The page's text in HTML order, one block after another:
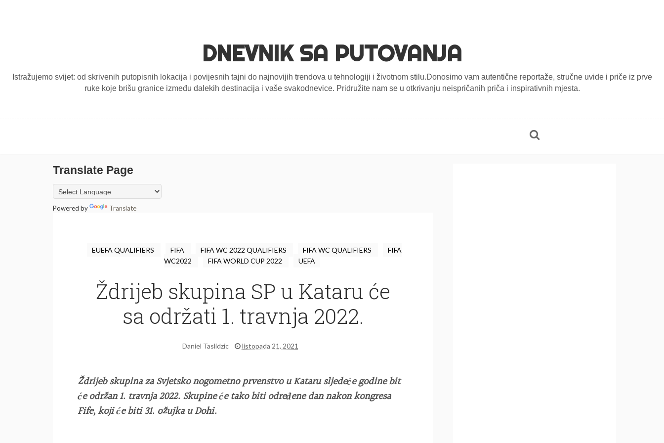
DNEVNIK SA PUTOVANJA
Istražujemo svijet: od skrivenih putopisnih lokacija i povijesnih tajni do najnovijih trendova u tehnologiji i životnom stilu.Donosimo vam autentične reportaže, stručne uvide i priče iz prve
ruke koje brišu granice između dalekih destinacija i vaše svakodnevice. Pridružite nam se u otkrivanju neispričanih priča i inspirativnih mjesta.
Translate Page
Powered by Translate
EUEFA QUALIFIERS FIFA FIFA WC 2022 QUALIFIERS FIFA WC QUALIFIERS
FIFA
WC2022
FIFA WORLD CUP 2022 UEFA
Ždrijeb skupina SP u Kataru će
sa održati 1. travnja 2022.
Daniel Taslidzic listopada 21, 2021
Ždrijeb skupina za Svjetsko nogometno prvenstvo u Kataru sljedeće godine bit
će održan 1. travnja 2022. Skupine će tako biti određene dan nakon kongresa
Fife, koji će biti 31. ožujka u Dohi.